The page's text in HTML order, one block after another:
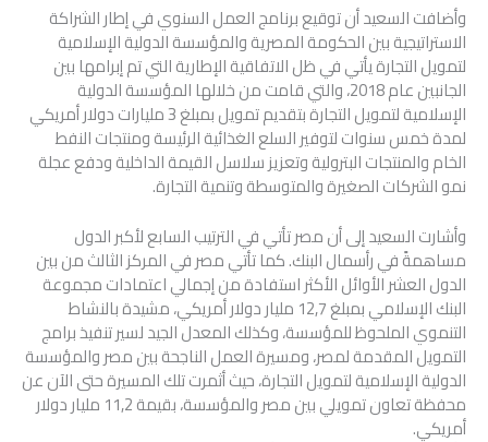
وأضافت السعيد أن توقيع برنامج العمل السنوي في إطار الشراكة
الاستراتيجية بين الحكومة المصرية والمؤسسة الدولية الإسلامية
لتمويل التجارة يأتي في ظل الاتفاقية الإطارية التي تم إبرامها بين
الجانبين عام 2018، والتي قامت من خلالها المؤسسة الدولية
الإسلامية لتمويل التجارة بتقديم تمويل بمبلغ 3 مليارات دولار أمريكي
لمدة خمس سنوات لتوفير السلع الغذائية الرئيسة ومنتجات النفط
الخام والمنتجات البترولية وتعزيز سلاسل القيمة الداخلية ودفع عجلة
نمو الشركات الصغيرة والمتوسطة وتنمية التجارة.
وأشارت السعيد إلى أن مصر تأتي في الترتيب السابع لأكبر الدول
مساهمةً في رأسمال البنك. كما تأتي مصر في المركز الثالث من بين
الدول العشر الأوائل الأكثر استفادة من إجمالي اعتمادات مجموعة
البنك الإسلامي بمبلغ 12,7 مليار دولار أمريكي، مشيدة بالنشاط
التنموي الملحوظ للمؤسسة، وكذلك المعدل الجيد لسير تنفيذ برامج
التمويل المقدمة لمصر، ومسيرة العمل الناجحة بين مصر والمؤسسة
الدولية الإسلامية لتمويل التجارة، حيث أثمرت تلك المسيرة حتى الآن عن
محفظة تعاون تمويلي بين مصر والمؤسسة، بقيمة 11,2 مليار دولار
أمريكي.